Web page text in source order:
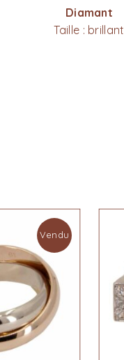
Diamant
Taille : brillant
Vendu